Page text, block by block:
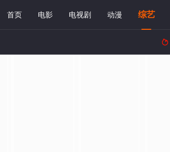
首页 电影 电视剧 动漫 综艺
